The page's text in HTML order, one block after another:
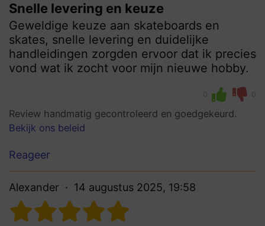
Snelle levering en keuze
Geweldige keuze aan skateboards en
skates, snelle levering en duidelijke
handleidingen zorgden ervoor dat ik precies
vond wat ik zocht voor mijn nieuwe hobby.
0 0
Review handmatig gecontroleerd en goedgekeurd.
Bekijk ons beleid
Reageer
Alexander 14 augustus 2025, 19:58